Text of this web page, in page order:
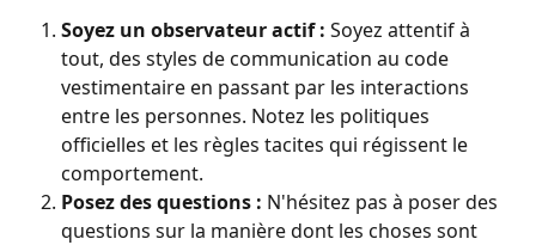
Soyez un observateur actif : Soyez attentif à
tout, des styles de communication au code
vestimentaire en passant par les interactions
entre les personnes. Notez les politiques
officielles et les règles tacites qui régissent le
comportement.
Posez des questions : N'hésitez pas à poser des
questions sur la manière dont les choses sont